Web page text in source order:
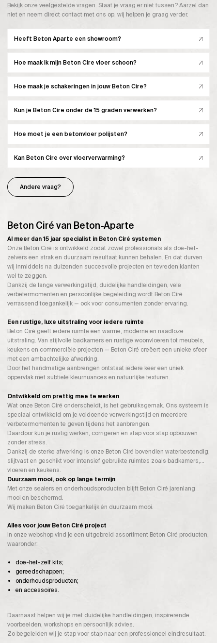
Bekijk onze veelgestelde vragen. Staat je vraag er niet tussen? Aarzel dan
niet en neem direct contact met ons op, wij helpen je graag verder.
Heeft Beton Aparte een showroom?
Hoe maak ik mijn Beton Cire vloer schoon?
Hoe maak je schakeringen in jouw Beton Cire?
Kun je Beton Cire onder de 15 graden verwerken?
Hoe moet je een betonvloer polijsten?
Kan Beton Cire over vloerverwarming?
Andere vraag?
Beton Ciré van Beton-Aparte
Al meer dan 15 jaar specialist in Beton Ciré systemen
Onze Beton Ciré is ontwikkeld zodat zowel professionals als doe-het-
zelvers een strak en duurzaam resultaat kunnen behalen. En dat durven
wij inmiddels na duizenden succesvolle projecten en tevreden klanten
wel te zeggen.
Dankzij de lange verwerkingstijd, duidelijke handleidingen, vele
verbetermomenten en persoonlijke begeleiding wordt Beton Ciré
verrassend toegankelijk — ook voor consumenten zonder ervaring.
Een rustige, luxe uitstraling voor iedere ruimte
Beton Ciré geeft iedere ruimte een warme, moderne en naadloze
uitstraling. Van stijlvolle badkamers en rustige woonvloeren tot meubels,
keukens en commerciële projecten — Beton Ciré creëert een unieke sfeer
met een ambachtelijke afwerking.
Door het handmatige aanbrengen ontstaat iedere keer een uniek
oppervlak met subtiele kleurnuances en natuurlijke texturen.
Ontwikkeld om prettig mee te werken
Wat onze Beton Ciré onderscheidt, is het gebruiksgemak. Ons systeem is
speciaal ontwikkeld om je voldoende verwerkingstijd en meerdere
verbetermomenten te geven tijdens het aanbrengen.
Daardoor kun je rustig werken, corrigeren en stap voor stap opbouwen
zonder stress.
Dankzij de sterke afwerking is onze Beton Ciré bovendien waterbestendig,
slijtvast en geschikt voor intensief gebruikte ruimtes zoals badkamers,
vloeren en keukens.
Duurzaam mooi, ook op lange termijn
Met onze sealers en onderhoudsproducten blijft Beton Ciré jarenlang
mooi en beschermd.
Wij maken Beton Ciré toegankelijk én duurzaam mooi.
Alles voor jouw Beton Ciré project
In onze webshop vind je een uitgebreid assortiment Beton Ciré producten,
waaronder:
doe-het-zelf kits;
gereedschappen;
onderhoudsproducten;
en accessoires.
Daarnaast helpen wij je met duidelijke handleidingen, inspirerende
voorbeelden, workshops en persoonlijk advies.
Zo begeleiden wij je stap voor stap naar een professioneel eindresultaat.